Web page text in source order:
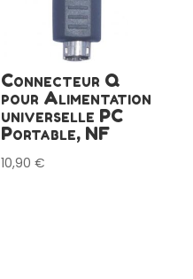
Connecteur Q
pour Alimentation
universelle PC
Portable, NF
10,90€